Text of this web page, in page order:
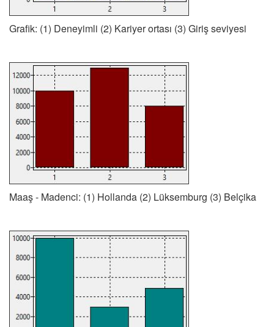
Grafik: (1) Deneyimli (2) Kariyer ortası (3) Giriş seviyesi
Maaş - Madenci: (1) Hollanda (2) Lüksemburg (3) Belçika